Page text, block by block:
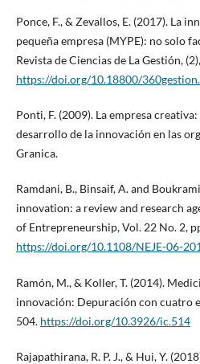
Ponce, F., & Zevallos, E. (2017). La
pequeña empresa (MYPE): no solo
Revista de Ciencias de La Gestión,
https://doi.org/10.18800/
Ponti, F. (2009). La empresa
desarrollo de la innovación en las
Granica.
Ramdani, B., Binsaif, A. and
innovation: a review and research
of Entrepreneurship, Vol. 22 No. 2,
https://doi.org/10.1108/NEJE-06-
Ramón, M., & Koller, T. (2014).
innovación: Depuración con cuatro
504. https://doi.org/10.3926/ic.514
Rajapathirana, R. P. J., & Hui, Y.